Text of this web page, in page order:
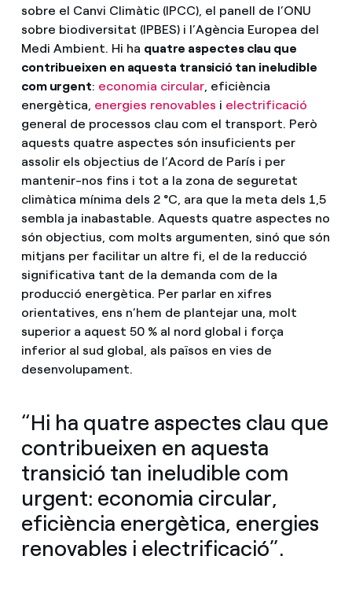
sobre el Canvi Climàtic (IPCC), el panell de l’ONU
sobre biodiversitat (IPBES) i l’Agència Europea del
Medi Ambient. Hi ha quatre aspectes clau que
contribueixen en aquesta transició tan ineludible
com urgent: economia circular , eficiència
energètica, energies renovables i electrificació
general de processos clau com el transport. Però
aquests quatre aspectes són insuficients per
assolir els objectius de l’Acord de París i per
mantenir-nos fins i tot a la zona de seguretat
climàtica mínima dels 2 °C, ara que la meta dels 1,5
sembla ja inabastable. Aquests quatre aspectes no
són objectius, com molts argumenten, sinó que són
mitjans per facilitar un altre fi, el de la reducció
significativa tant de la demanda com de la
producció energètica. Per parlar en xifres
orientatives, ens n’hem de plantejar una, molt
superior a aquest 50 % al nord global i força
inferior al sud global, als països en vies de
desenvolupament.
“Hi ha quatre aspectes clau que
contribueixen en aquesta
transició tan ineludible com
urgent: economia circular,
eficiència energètica, energies
renovables i electrificació”.